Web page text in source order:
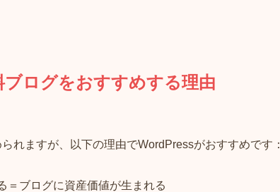
ログをおすすめする理由
れますが、以下の理由でWordPressがおすすめです：
＝ブログに資産価値が生まれる